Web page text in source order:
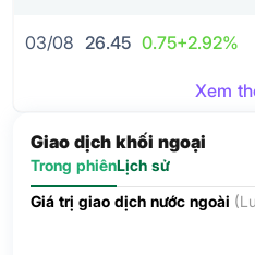
03/08 26.45 0.75+2.92%
Xem
Giao dịch khối ngoại
Trong phiênLịch sử
Giá trị giao dịch nước ngoài